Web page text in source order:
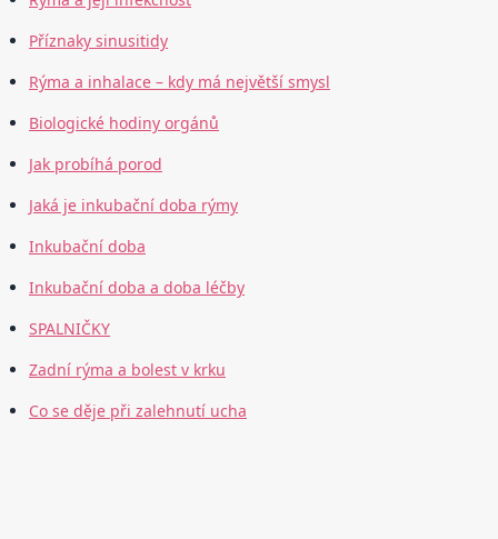
Příznaky sinusitidy
Rýma a inhalace – kdy má největší smysl
Biologické hodiny orgánů
Jak probíhá porod
Jaká je inkubační doba rýmy
Inkubační doba
Inkubační doba a doba léčby
SPALNIČKY
Zadní rýma a bolest v krku
Co se děje při zalehnutí ucha